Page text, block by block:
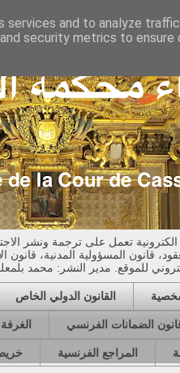
تعمل على ترجمة ونشر
قانون المسؤولية المدنية،
للموقع. مدير النشر: محمد بلمعلم، باحث
القانون الدولي الخاص
الضمانات الفرنسي
المراجع الفرنسية
and to analyze
security metrics to